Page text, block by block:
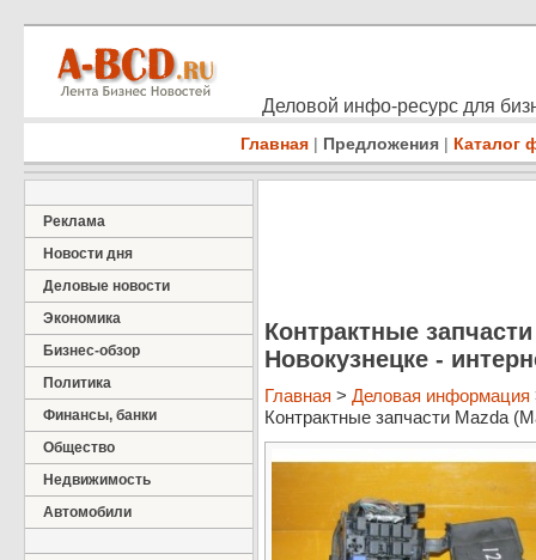
Деловой инфо-ресурс для
Главная | Предложения | Каталог
Реклама
Новости дня
Деловые новости
Экономика
Бизнес-обзор
Политика
Финансы, банки
Общество
Недвижимость
Автомобили
Контрактные
Новокузнецке -
Главная > Деловая информация
Контрактные запчасти Mazda